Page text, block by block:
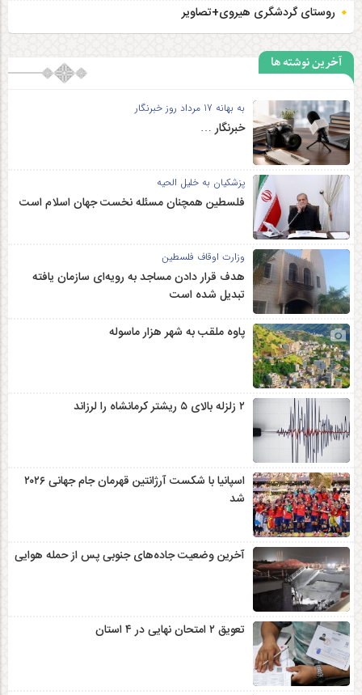
روستای گردشگری هیروی+تصاویر
آخرین نوشته ها
به بهانه 17 مرداد روز خبرنگار
خبرنگار …
پزشکیان به خلیل الحیه
فلسطین همچنان مسئله نخست جهان اسلام است
وزارت اوقاف فلسطین
هدف قرار دادن مساجد به رویه‌ای سازمان‌ یافته
تبدیل شده است
پاوه ملقب به شهر هزار ماسوله
۲ زلزله‌ بالای ۵ ریشتر کرمانشاه را لرزاند
اسپانیا با شکست آرژانتین قهرمان جام جهانی ۲۰۲۶
شد
آخرین وضعیت جاده‌های جنوبی پس از حمله هوایی
تعویق ۲ امتحان نهایی در ۴ استان